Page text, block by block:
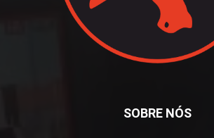
SOBRE NÓS